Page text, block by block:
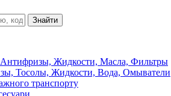
Антифризы, Жидкости, Масла, Фильтры
Тосолы, Жидкости, Вода, Омыватели
транспорту